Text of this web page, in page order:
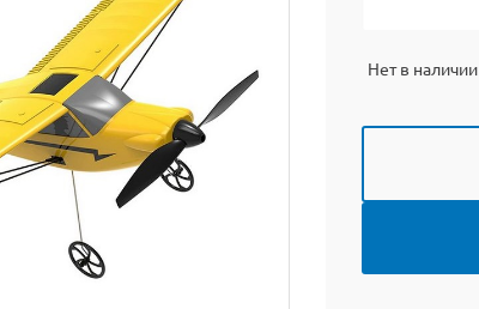
Нет в наличии